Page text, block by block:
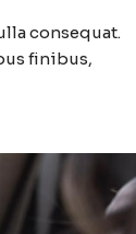
consequat.
finibus,